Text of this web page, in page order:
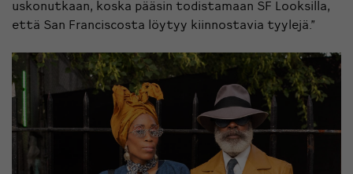
uskonutkaan, koska pääsin todistamaan SF Looksilla,
että San Franciscosta löytyy kiinnostavia tyylejä.”